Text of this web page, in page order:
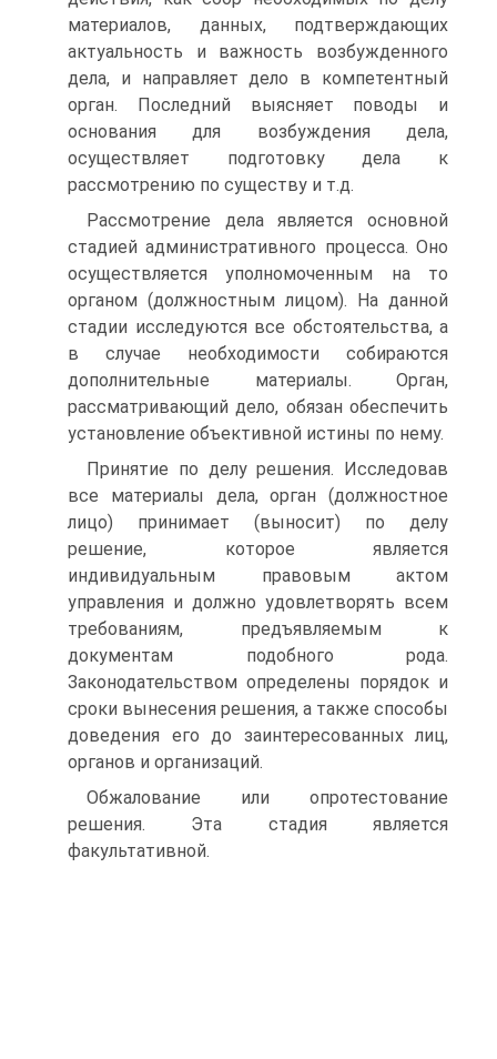
материалов, данных, подтверждающих
актуальность и важность возбужденного
дела, и направляет дело в компетентный
орган. Последний выясняет поводы и
основания для возбуждения дела,
осуществляет подготовку дела к
рассмотрению по существу и т.д.
Рассмотрение дела является основной
стадией административного процесса. Оно
осуществляется уполномоченным на то
органом (должностным лицом). На данной
стадии исследуются все обстоятельства, а
в случае необходимости собираются
дополнительные материалы. Орган,
рассматривающий дело, обязан обеспечить
установление объективной истины по нему.
Принятие по делу решения. Исследовав
все материалы дела, орган (должностное
лицо) принимает (выносит) по делу
решение, которое является
индивидуальным правовым актом
управления и должно удовлетворять всем
требованиям, предъявляемым к
документам подобного рода.
Законодательством определены порядок и
сроки вынесения решения, а также способы
доведения его до заинтересованных лиц,
органов и организаций.
Обжалование или опротестование
решения. Эта стадия является
факультативной.